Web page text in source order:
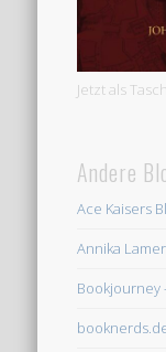
Jetzt als
Andere
Ace Kaisers
Annika Lamer
Bookjourney